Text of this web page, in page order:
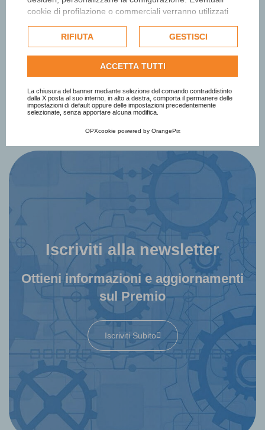
cookie di profilazione o commerciali verranno utilizzati
dell'utente e, se consentito, potrebbero essere utilizzati
per personalizzare gli annunci pubblicitari. Per ulteriori
informazioni su come Google utilizza i dati raccolti,
politica sulla privacy di Google
Consulta l'informativa cookie completa.
RIFIUTA GESTISCI
ACCETTA TUTTI
La chiusura del banner mediante selezione del comando contraddistinto
dalla X posta al suo interno, in alto a destra, comporta il permanere delle
impostazioni di default oppure delle impostazioni precedentemente
selezionate, senza apportare alcuna modifica.
OPXcookie powered by OrangePix
La salita dei giganti. La
saga dei Menabrea
Iscriviti alla newsletter
Ottieni informazioni e aggiornamenti
sul Premio
Iscriviti Subito